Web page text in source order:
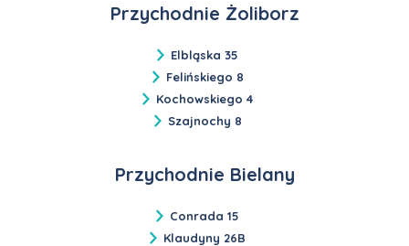
Przychodnie Żoliborz
Elbląska 35
Felińskiego 8
Kochowskiego 4
Szajnochy 8
Przychodnie Bielany
Conrada 15
Klaudyny 26B